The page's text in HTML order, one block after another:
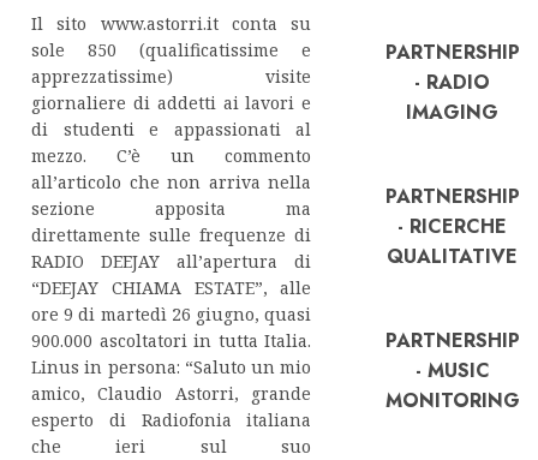
Il sito www.astorri.it conta su
sole 850 (qualificatissime e
apprezzatissime) visite
giornaliere di addetti ai lavori e
di studenti e appassionati al
mezzo. C’è un commento
all’articolo che non arriva nella
sezione apposita ma
direttamente sulle frequenze di
RADIO DEEJAY all’apertura di
“DEEJAY CHIAMA ESTATE”, alle
ore 9 di martedì 26 giugno, quasi
900.000 ascoltatori in tutta Italia.
Linus in persona: “Saluto un mio
amico, Claudio Astorri, grande
esperto di Radiofonia italiana
che ieri sul suo
PARTNERSHIP
- RADIO
IMAGING
PARTNERSHIP
- RICERCHE
QUALITATIVE
PARTNERSHIP
- MUSIC
MONITORING